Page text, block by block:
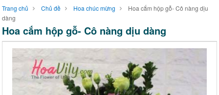
Trang chủ Chủ đề Hoa chúc mừng
Hoa cắm hộp gỗ- Cô nàng dịu
dàng
Hoa cắm hộp gỗ- Cô nàng dịu dàng